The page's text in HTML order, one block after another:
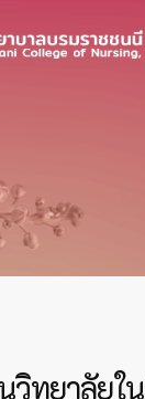
วิทยาลัย